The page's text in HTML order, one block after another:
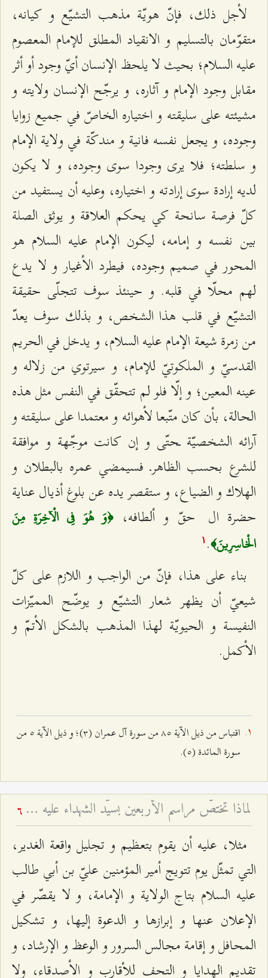
لأجل ذلك، فإنّ هويّة مذهب التشيّع و كيانه،
متقوّمان بالتسليم و الانقياد المطلق للإمام المعصوم
عليه السلام؛ بحيث لا يلحظ الإنسان أيّ وجود أو أثر
مقابل وجود الإمام‌ و آثاره، و يرجّح الإنسان ولايته و
مشيئته على سليقته و اختياره الخاصّ في جميع زوايا
وجوده، و يجعل نفسه فانية و مندكّة في ولاية الإمام
و سلطته؛ فلا يرى وجودا سوى وجوده، و لا يكون
لديه إرادة سوى إرادته و اختياره، وعليه أن يستفيد من
كلّ فرصة سانحة كي يحكم العلاقة و يوثق الصلة
بين نفسه و إمامه، ليكون الإمام عليه السلام هو
المحور في صميم وجوده، فيطرد الأغيار و لا يدع
لهم محلّا في قلبه. و حينئذ سوف تتجلّى حقيقة
التشيّع في قلب هذا الشخص، و بذلك سوف يعدّ
من زمرة شيعة الإمام عليه السلام، و يدخل في الحريم
القدسيّ و الملكوتيّ للإمام، و سيرتوي من زلاله و
عينه المعين؛ و إلّا فلو لم تتحقّق في النفس مثل هذه
الحالة، بأن كان متّبعا لأهوائه و معتمدا على سليقته و
آرائه الشخصيّة ـحتّى و إن كانت موجّهة و موافقة
للشرع بحسب الظاهرـ فسيمضي عمره بالبطلان و
الهلاك و الضياع، و ستقصر يده عن بلوغ أذيال عناية
حضرة ال حقّ و ألطافه،﴿وَ هُوَ فِي الْآخِرَةِ مِنَ
الْخاسِرِينَ﴾. ۱
بناء على هذا، فإنّ من الواجب و اللازم على كلّ
شيعيّ أن يظهر شعار التشيّع و يوضّح المميّزات
النفيسة و الحيويّة لهذا المذهب بالشكل الأتمّ و
الأكمل.
اقتباس من ذيل الآية ۸٥ من سورة آل عمران (٣)؛ و ذيل الآية ٥ من
سورة المائدة (٥).
لماذا تختصّ مراسم الأربعين بسيّد الشهداء عليه السلام؟ - إقامة ذكرى الأربعين للمتوفى 6
مثلا، عليه أن يقوم بتعظيم و تجليل واقعة الغدير،
التي تمثّل يوم تتويج أمير المؤمنين عليّ بن أبي طالب
عليه السلام بتاج الولاية و الإمامة، و لا يقصّر في
الإعلان عنها و إبرازها و الدعوة إليها، و تشكيل
المحافل و إقامة مجالس السرور و الوعظ و الإرشاد، و
تقديم الهدايا و التحف للأقارب و الأصدقاء، ولا